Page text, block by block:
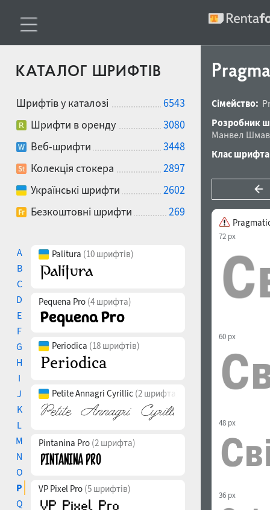
КАТАЛОГ ШРИФТІВ
Шрифтів у каталозі
6543
Шрифти в оренду
3080
Веб-шрифти
3448
Колекція стокера
2897
Українські шрифти
2602
Безкоштовні шрифти
269
A
B
C
D
E
F
G
H
I
J
K
L
M
N
O
P
Q
Palitura (10 шрифтів)
Pequena Pro (4 шрифта)
Periodica (18 шрифтів)
Petite Annagri Cyrillic (2 шрифта)
Pintanina Pro (2 шрифта)
VP Pixel Pro (5 шрифтів)
Сімейство:
Розробник
Манвел
Клас
72 px
60 px
48 px
36 px